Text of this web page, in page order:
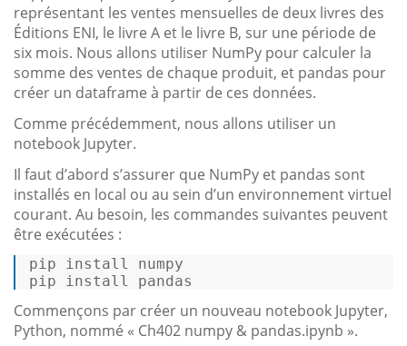
représentant les ventes mensuelles de deux livres des
Éditions ENI, le livre A et le livre B, sur une période de
six mois. Nous allons utiliser NumPy pour calculer la
somme des ventes de chaque produit, et pandas pour
créer un dataframe à partir de ces données.
Comme précédemment, nous allons utiliser un
notebook Jupyter.
Il faut d’abord s’assurer que NumPy et pandas sont
installés en local ou au sein d’un environnement virtuel
courant. Au besoin, les commandes suivantes peuvent
être exécutées :
pip install numpy
pip install pandas
Commençons par créer un nouveau notebook Jupyter,
Python, nommé « Ch402 numpy & pandas.ipynb ».